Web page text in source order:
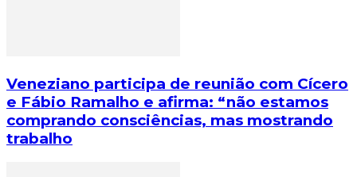
Veneziano participa de reunião com Cícero
e Fábio Ramalho e afirma: “não estamos
comprando consciências, mas mostrando
trabalho